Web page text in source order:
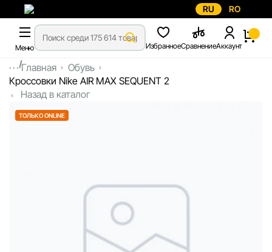
RU RO
Меню ИзбранноеСравнениеАккаунт
...Главная
Обувь
Кроссовки Nike AIR MAX SEQUENT 2
Назад в каталог
ТОЛЬКО ONLINE